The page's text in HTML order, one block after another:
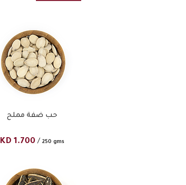
حب ضفة مملح
KD 1.700 / 250 gms